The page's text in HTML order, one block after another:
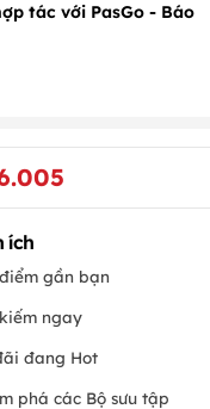
tác với PasGo - Báo
ích
gần bạn
ngay
đang Hot
phá các Bộ sưu tập